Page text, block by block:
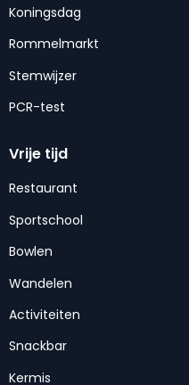
Koningsdag
Rommelmarkt
Stemwijzer
PCR-test
Vrije tijd
Restaurant
Sportschool
Bowlen
Wandelen
Activiteiten
Snackbar
Kermis